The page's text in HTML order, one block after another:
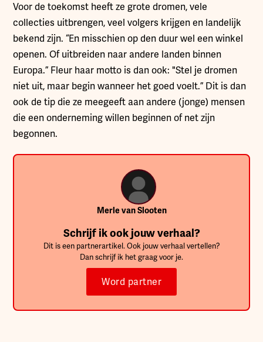
Voor de toekomst heeft ze grote dromen, vele
collecties uitbrengen, veel volgers krijgen en landelijk
bekend zijn. “En misschien op den duur wel een winkel
openen. Of uitbreiden naar andere landen binnen
Europa.” Fleur haar motto is dan ook: "Stel je dromen
niet uit, maar begin wanneer het goed voelt.” Dit is dan
ook de tip die ze meegeeft aan andere (jonge) mensen
die een onderneming willen beginnen of net zijn
begonnen.
Merle van Slooten
Schrijf ik ook jouw verhaal?
Dit is een partnerartikel. Ook jouw verhaal vertellen?
Dan schrijf ik het graag voor je.
Word partner